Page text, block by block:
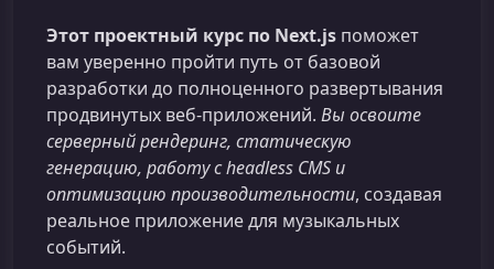
Этот проектный курс по Next.js поможет
вам уверенно пройти путь от базовой
разработки до полноценного развертывания
продвинутых веб‑приложений. Вы освоите
серверный рендеринг, статическую
генерацию, работу с headless CMS и
оптимизацию производительности, создавая
реальное приложение для музыкальных
событий.